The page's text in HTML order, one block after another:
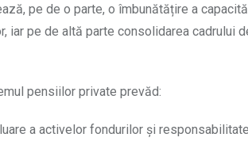
pe de o parte, o îmbunătățire a
iar pe de altă parte consolidarea cadrului
pensiilor private prevăd:
a activelor fondurilor și